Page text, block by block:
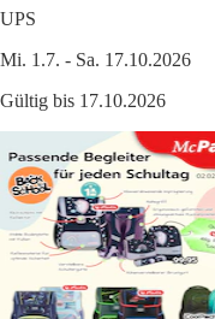
UPS
Mi. 1.7. - Sa. 17.10.2026
Gültig bis 17.10.2026